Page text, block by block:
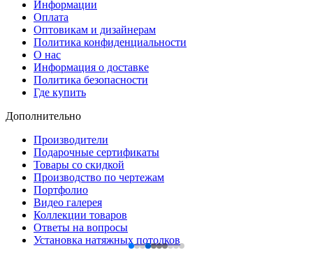
Информации
Оплата
Оптовикам и дизайнерам
Политика конфиденциальности
О нас
Информация о доставке
Политика безопасности
Где купить
Дополнительно
Производители
Подарочные сертификаты
Товары со скидкой
Производство по чертежам
Портфолио
Видео галерея
Коллекции товаров
Ответы на вопросы
Установка натяжных потолков